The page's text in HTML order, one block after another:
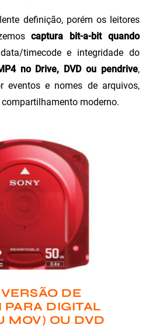
definição, porém os leitores
captura bit-a-bit quando
timecode e integridade do
no Drive, DVD ou pendrive,
eventos e nomes de arquivos,
moderno.
DE
PARA DIGITAL
MOV) OU DVD